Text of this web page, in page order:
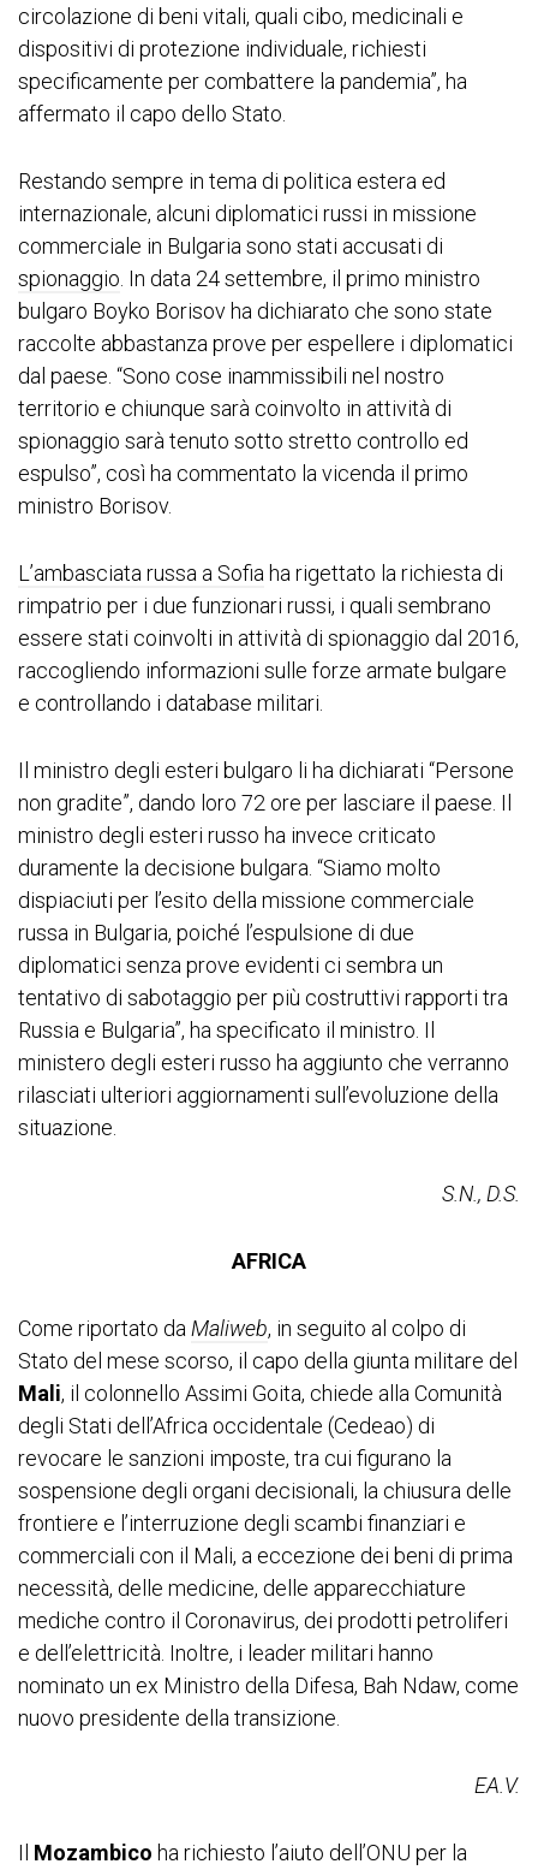
circolazione di beni vitali, quali cibo, medicinali e
dispositivi di protezione individuale, richiesti
specificamente per combattere la pandemia”, ha
affermato il capo dello Stato.
Restando sempre in tema di politica estera ed
internazionale, alcuni diplomatici russi in missione
commerciale in Bulgaria sono stati accusati di
spionaggio . In data 24 settembre, il primo ministro
bulgaro Boyko Borisov ha dichiarato che sono state
raccolte abbastanza prove per espellere i diplomatici
dal paese. “Sono cose inammissibili nel nostro
territorio e chiunque sarà coinvolto in attività di
spionaggio sarà tenuto sotto stretto controllo ed
espulso”, così ha commentato la vicenda il primo
ministro Borisov.
L’ambasciata russa a Sofia ha rigettato la richiesta di
rimpatrio per i due funzionari russi, i quali sembrano
essere stati coinvolti in attività di spionaggio dal 2016,
raccogliendo informazioni sulle forze armate bulgare
e controllando i database militari.
Il ministro degli esteri bulgaro li ha dichiarati “Persone
non gradite”, dando loro 72 ore per lasciare il paese. Il
ministro degli esteri russo ha invece criticato
duramente la decisione bulgara. “Siamo molto
dispiaciuti per l’esito della missione commerciale
russa in Bulgaria, poiché l’espulsione di due
diplomatici senza prove evidenti ci sembra un
tentativo di sabotaggio per più costruttivi rapporti tra
Russia e Bulgaria”, ha specificato il ministro. Il
ministero degli esteri russo ha aggiunto che verranno
rilasciati ulteriori aggiornamenti sull’evoluzione della
situazione.
S.N., D.S.
AFRICA
Come riportato da Maliweb, in seguito al colpo di
Stato del mese scorso, il capo della giunta militare del
Mali, il colonnello Assimi Goita, chiede alla Comunità
degli Stati dell’Africa occidentale (Cedeao) di
revocare le sanzioni imposte, tra cui figurano la
sospensione degli organi decisionali, la chiusura delle
frontiere e l’interruzione degli scambi finanziari e
commerciali con il Mali, a eccezione dei beni di prima
necessità, delle medicine, delle apparecchiature
mediche contro il Coronavirus, dei prodotti petroliferi
e dell’elettricità. Inoltre, i leader militari hanno
nominato un ex Ministro della Difesa, Bah Ndaw, come
nuovo presidente della transizione.
EA.V.
Il Mozambico ha richiesto l’aiuto dell’ONU per la